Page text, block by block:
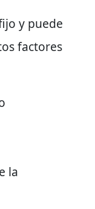
y puede
factores
la